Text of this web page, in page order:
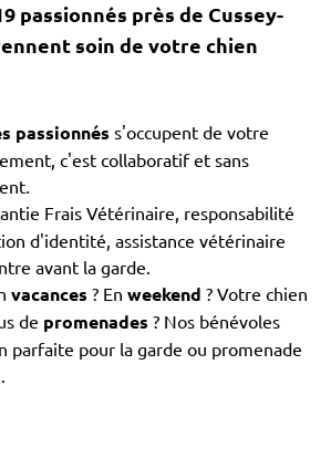
passionnés près de Cussey-
soin de votre chien
passionnés s'occupent de votre
c'est collaboratif et sans
Frais Vétérinaire, responsabilité
d'identité, assistance vétérinaire
avant la garde.
vacances ? En weekend ? Votre chien
de promenades ? Nos bénévoles
parfaite pour la garde ou promenade